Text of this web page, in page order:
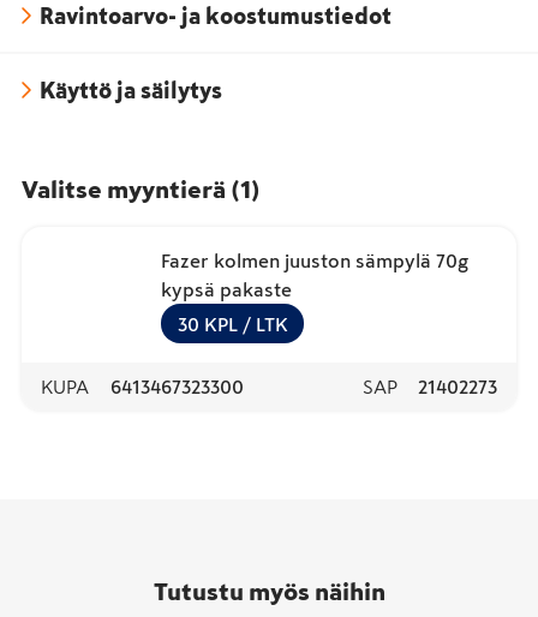
Ravintoarvo- ja koostumustiedot
Käyttö ja säilytys
Valitse myyntierä (1 )
Fazer kolmen juuston sämpylä 70g
kypsä pakaste
30 KPL / LTK
KUPA 6413467323300 SAP 21402273
Tutustu myös näihin